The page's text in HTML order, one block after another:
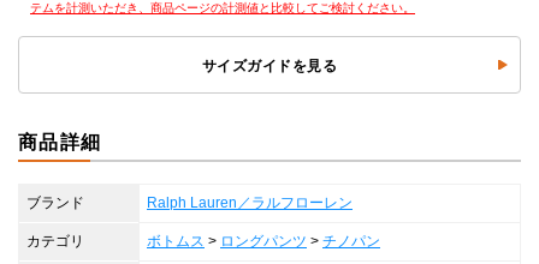
テムを計測いただき、商品ページの計測値と比較してご検討ください。
サイズガイドを見る
商品詳細
ブランド Ralph Lauren／ラルフローレン
カテゴリ ボトムス > ロングパンツ > チノパン